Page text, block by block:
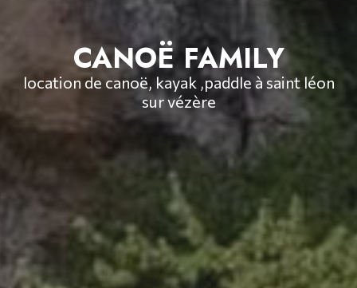
CANOË FAMILY
location de canoë, kayak ,paddle à saint léon
sur vézère